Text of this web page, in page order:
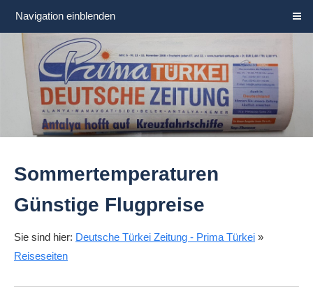
Navigation einblenden
Sommertemperaturen
Günstige Flugpreise
Sie sind hier: Deutsche Türkei Zeitung - Prima Türkei »
Reiseseiten